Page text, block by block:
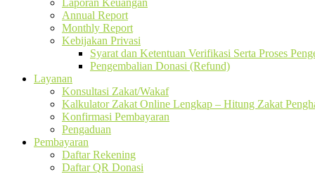
Laporan Keuangan
Annual Report
Monthly Report
Kebijakan Privasi
Syarat dan Ketentuan Verifikasi Serta Proses
Pengembalian Donasi (Refund)
Layanan
Konsultasi Zakat/Wakaf
Kalkulator Zakat Online Lengkap – Hitung Zakat
Konfirmasi Pembayaran
Pengaduan
Pembayaran
Daftar Rekening
Daftar QR Donasi